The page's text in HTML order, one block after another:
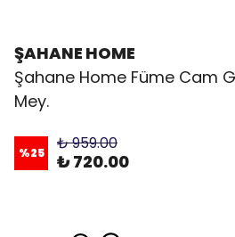
ŞAHANE HOME
Şahane Home Füme Cam
Mey.
%25 ₺ 959.00
₺ 720.00